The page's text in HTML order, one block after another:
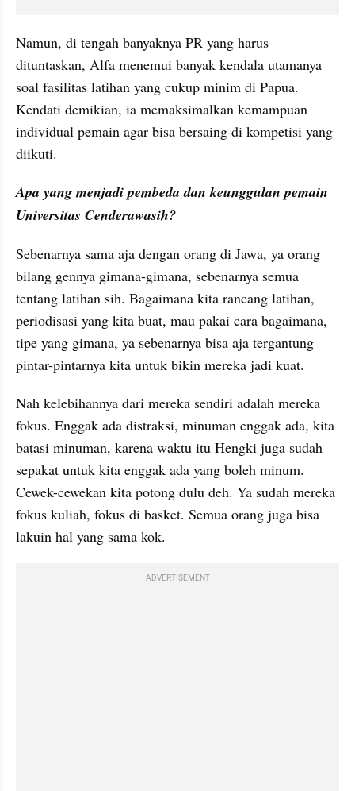
Namun, di tengah banyaknya PR yang harus
dituntaskan, Alfa menemui banyak kendala utamanya
soal fasilitas latihan yang cukup minim di Papua.
Kendati demikian, ia memaksimalkan kemampuan
individual pemain agar bisa bersaing di kompetisi yang
diikuti.
Apa yang menjadi pembeda dan keunggulan pemain
Universitas Cenderawasih?
Sebenarnya sama aja dengan orang di Jawa, ya orang
bilang gennya gimana-gimana, sebenarnya semua
tentang latihan sih. Bagaimana kita rancang latihan,
periodisasi yang kita buat, mau pakai cara bagaimana,
tipe yang gimana, ya sebenarnya bisa aja tergantung
pintar-pintarnya kita untuk bikin mereka jadi kuat.
Nah kelebihannya dari mereka sendiri adalah mereka
fokus. Enggak ada distraksi, minuman enggak ada, kita
batasi minuman, karena waktu itu Hengki juga sudah
sepakat untuk kita enggak ada yang boleh minum.
Cewek-cewekan kita potong dulu deh. Ya sudah mereka
fokus kuliah, fokus di basket. Semua orang juga bisa
lakuin hal yang sama kok.
ADVERTISEMENT